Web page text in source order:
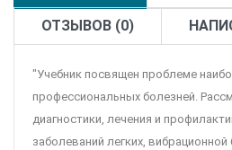
ОТЗЫВОВ (0)
"Учебник посвящен проблеме
профессиональных болезней.
диагностики, лечения и
заболеваний легких, вибрационной